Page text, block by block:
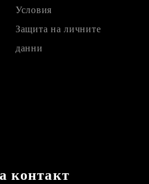
Условия
Защита на личните
данни
контакт